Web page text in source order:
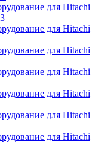
для Hitachi
для Hitachi
для Hitachi
для Hitachi
для Hitachi
для Hitachi
для Hitachi